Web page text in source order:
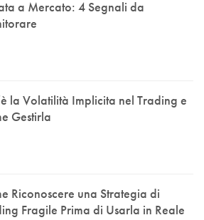
a Mercato: 4 Segnali da
la Volatilità Implicita nel Trading e
Gestirla
Riconoscere una Strategia di
Fragile Prima di Usarla in Reale